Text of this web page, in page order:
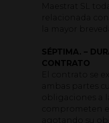
Maestrat SL
relacionada
la mayor
SÉPTIMA. –
CONTRATO
El contrato se
ambas partes
obligaciones a
comprometen
agotando su